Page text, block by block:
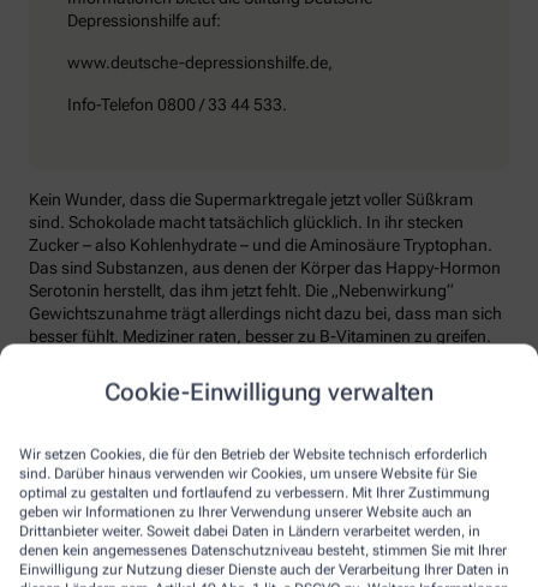
Cookie-Einwilligung verwalten
Wir setzen Cookies, die für den Betrieb der Website technisch erforderlich
sind. Darüber hinaus verwenden wir Cookies, um unsere Website für Sie
optimal zu gestalten und fortlaufend zu verbessern. Mit Ihrer Zustimmung
geben wir Informationen zu Ihrer Verwendung unserer Website auch an
Drittanbieter weiter. Soweit dabei Daten in Ländern verarbeitet werden, in
denen kein angemessenes Datenschutzniveau besteht, stimmen Sie mit Ihrer
Einwilligung zur Nutzung dieser Dienste auch der Verarbeitung Ihrer Daten in
Depressionshilfe auf:
www.deutsche-depressionshilfe.de,
Info-Telefon 0800 / 33 44 533.
Kein Wunder, dass die Supermarktregale jetzt voller Süßkram
sind. Schokolade macht tatsächlich glücklich. In ihr stecken
Zucker – also Kohlenhydrate – und die Aminosäure Tryptophan.
Das sind Substanzen, aus denen der Körper das Happy-Hormon
Serotonin herstellt, das ihm jetzt fehlt. Die „Nebenwirkung“
Gewichtszunahme trägt allerdings nicht dazu bei, dass man sich
besser fühlt. Mediziner raten, besser zu B-Vitaminen zu greifen.
Energiestoffwechsel und unterstützen die Stressverarbeitung.
zurückzuziehen. Im Gegenteil: Aktiv zu bleiben, mit Familie und
Freunden etwas zu unternehmen, viel frische Luft zu tanken und
sich zum Beispiel mit seinem Hobby intensiv zu beschäftigen, hebt
die Laune. Dabei hilft, sich jeden Sonntag zu notieren, was man in
der kommenden Woche Schönes machen will.
Sommer-Feeling lässt sich auch zurückholen: mit anderen in